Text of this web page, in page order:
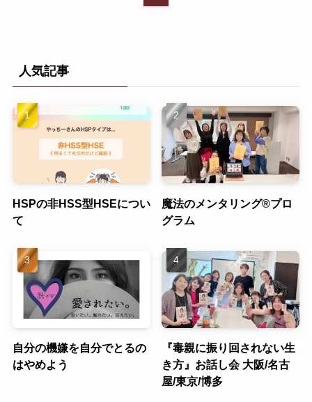
人気記事
HSPの非HSS型HSEについ
て
魔法のメンタリング®︎プロ
グラム
自分の機嫌を自分でとるの
はやめよう
『毒親に振り回されない生
き方』お話し会 大阪/名古
屋/東京/博多